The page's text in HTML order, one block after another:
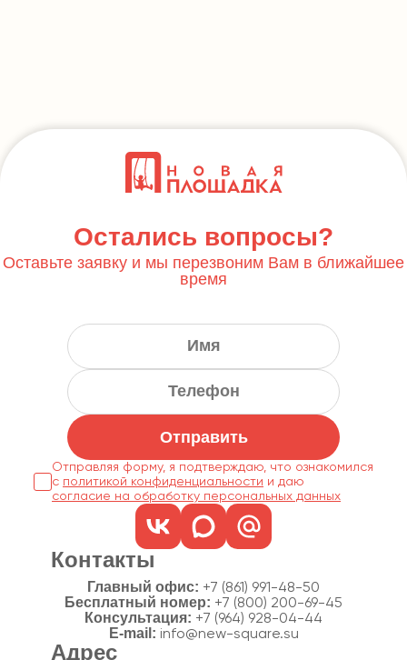
Остались вопросы?
Оставьте заявку и мы перезвоним Вам в ближайшее
время
Отправить
Отправляя форму, я подтверждаю, что ознакомился
с политикой конфиденциальности
согласие на обработку персональных данных
Контакты
Главный офис: +7 (861) 991-48-50
Бесплатный номер: +7 (800) 200-69-45
Консультация: +7 (964) 928-04-44
E-mail: info@new-square.su
Адрес